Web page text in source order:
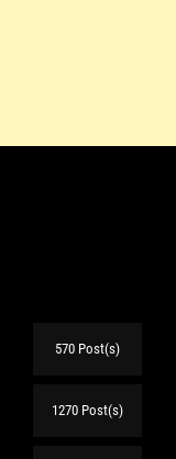
570 Post(s)
1270 Post(s)